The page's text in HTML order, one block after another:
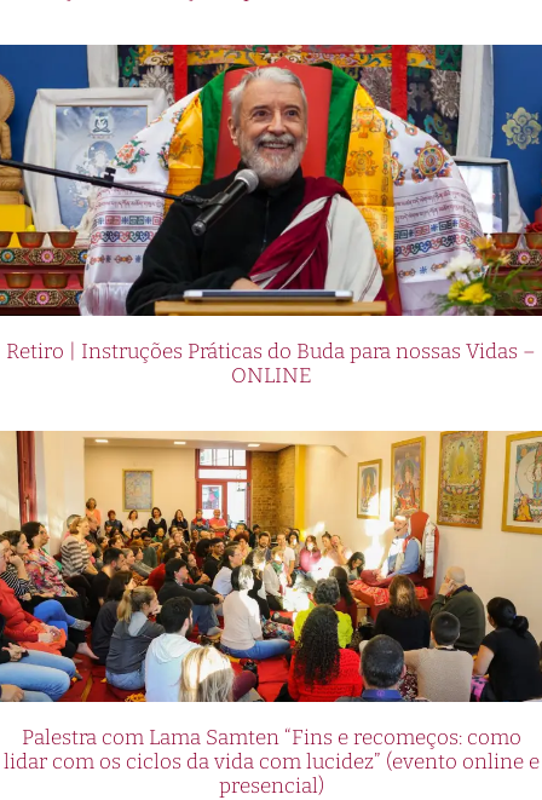
Retiro | Instruções Práticas do Buda para nossas Vidas –
ONLINE
Palestra com Lama Samten “Fins e recomeços: como
lidar com os ciclos da vida com lucidez” (evento online e
presencial)